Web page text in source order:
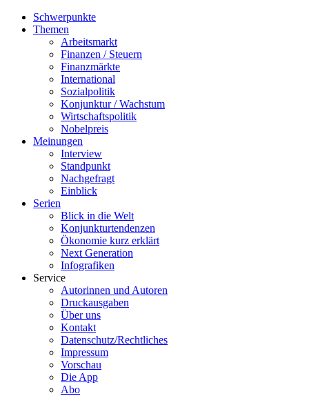
Schwerpunkte
Themen
Arbeitsmarkt
Finanzen / Steuern
Finanzmärkte
International
Sozialpolitik
Konjunktur / Wachstum
Wirtschaftspolitik
Nobelpreis
Meinungen
Interview
Standpunkt
Nachgefragt
Einblick
Serien
Blick in die Welt
Konjunkturtendenzen
Ökonomie kurz erklärt
Next Generation
Infografiken
Service
Autorinnen und Autoren
Druckausgaben
Über uns
Kontakt
Datenschutz/Rechtliches
Impressum
Vorschau
Die App
Abo